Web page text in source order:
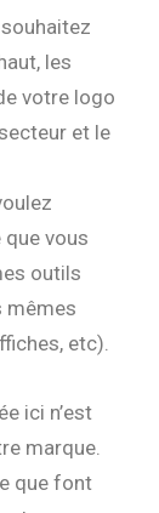
les
votre logo
et le
vous
outils
mêmes
etc).
ici n’est
marque.
que font